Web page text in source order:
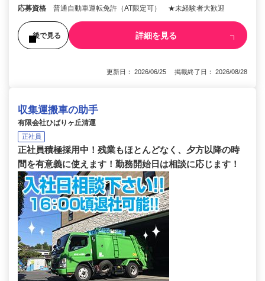
応募資格 普通自動車運転免許（AT限定可） ★未経験者大歓迎
後で見る 詳細を見る
更新日： 2026/06/25 掲載終了日： 2026/08/28
収集運搬車の助手
有限会社ひばりヶ丘清運
正社員
正社員積極採用中！残業もほとんどなく、夕方以降の時
間を有意義に使えます！勤務開始日は相談に応じます！